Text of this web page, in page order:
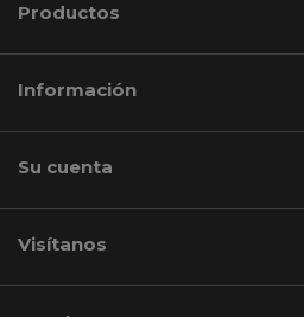
Productos
Información
Su cuenta
Visítanos